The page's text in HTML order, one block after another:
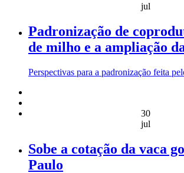
jul
Padronização de
de milho e a ampliação
Perspectivas para a padronização feita
30
jul
Sobe a cotação da vaca
Paulo